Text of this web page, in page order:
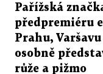
Pařížská
předpremiéru
Prahu,
osobně
růže a pižmo